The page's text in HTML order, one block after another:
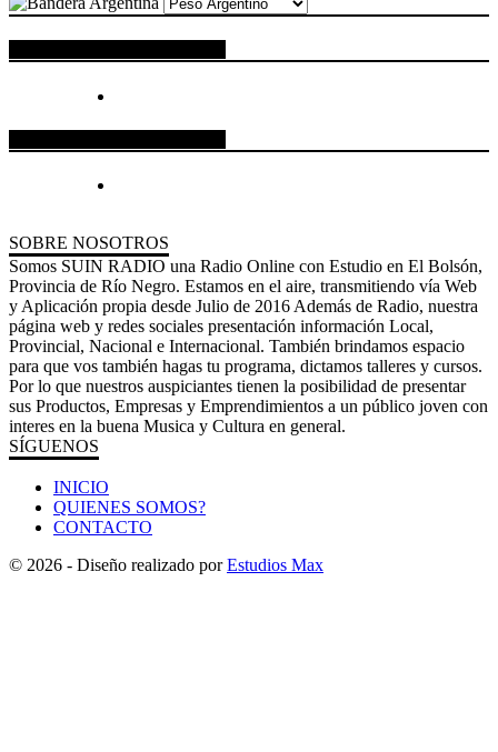
SOBRE NOSOTROS
Somos SUIN RADIO una Radio Online con Estudio en El Bolsón,
Provincia de Río Negro. Estamos en el aire, transmitiendo vía Web
y Aplicación propia desde Julio de 2016 Además de Radio, nuestra
página web y redes sociales presentación información Local,
Provincial, Nacional e Internacional. También brindamos espacio
para que vos también hagas tu programa, dictamos talleres y cursos.
Por lo que nuestros auspiciantes tienen la posibilidad de presentar
sus Productos, Empresas y Emprendimientos a un público joven con
interes en la buena Musica y Cultura en general.
SÍGUENOS
INICIO
QUIENES SOMOS?
CONTACTO
© 2026 - Diseño realizado porEstudios Max